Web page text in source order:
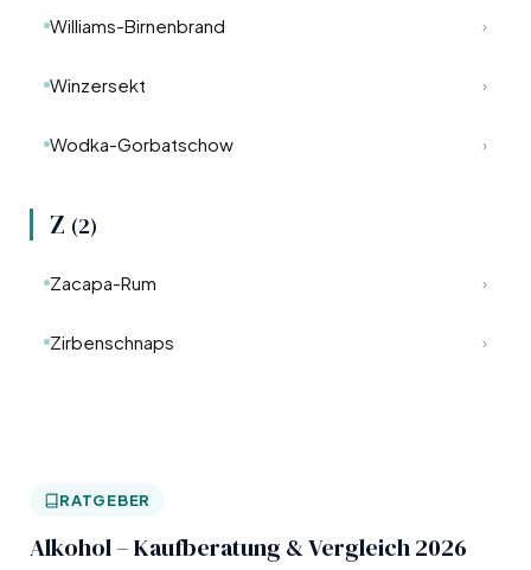
Williams-Birnenbrand ›
Winzersekt ›
Wodka-Gorbatschow ›
Z (2)
Zacapa-Rum ›
Zirbenschnaps ›
RATGEBER
Alkohol – Kaufberatung & Vergleich 2026